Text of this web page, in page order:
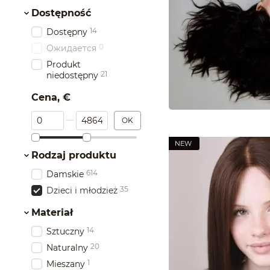
NEW
Dostępność
Dostępny 14
Ожидается 0
Produkt
niedostępny 21
Cena, €
Od Cena, €
Do Cena, € OK
Rodzaj produktu
Damskie 614
Dzieci i młodzież 35
Materiał
Sztuczny 14
Naturalny 20
Mieszany 1